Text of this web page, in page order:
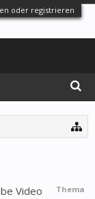
oder registrieren
Thema
Video